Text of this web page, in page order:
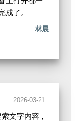
成了。
林晨
2026-03-21
文字内容，